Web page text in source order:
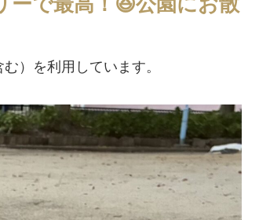
）を利用しています。